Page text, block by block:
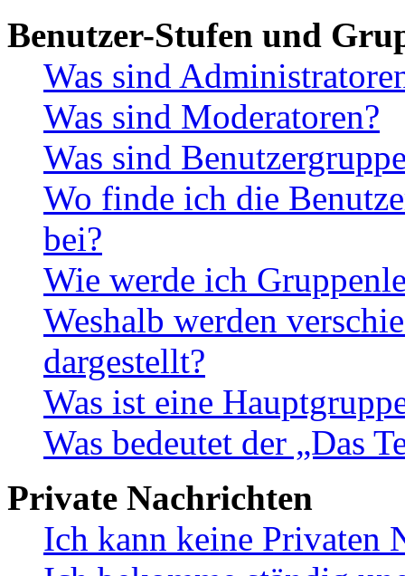
Benutzer-Stufen und
Was sind
Was sind Moderatoren?
Was sind
Wo finde ich die
bei?
Wie werde ich
Weshalb werden
dargestellt?
Was ist eine
Was bedeutet der „Das
Private Nachrichten
Ich kann keine Privaten